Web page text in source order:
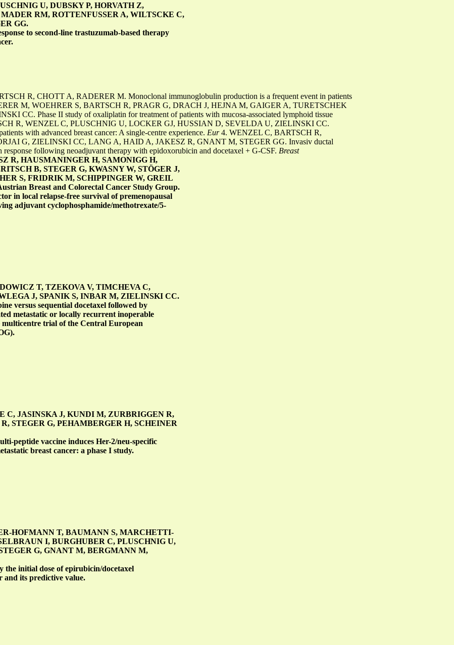
U, DUBSKY P, HORVATH Z,
RM, ROTTENFUSSER A, WILTSCKE C,
GG.
to second-line trastuzumab-based therapy
R, CHOTT A, RADERER M. Monoclonal immunoglobulin production is a frequent event in patients
M, WOEHRER S, BARTSCH R, PRAGR G, DRACH J, HEJNA M, GAIGER A, TURETSCHEK
CC. Phase II study of oxaliplatin for treatment of patients with mucosa-associated lymphoid tissue
R, WENZEL C, PLUSCHNIG U, LOCKER GJ, HUSSIAN D, SEVELDA U, ZIELINSKI CC.
with advanced breast cancer: A single-centre experience. Eur4. WENZEL C, BARTSCH R,
G, ZIELINSKI CC, LANG A, HAID A, JAKESZ R, GNANT M, STEGER GG. Invasiv ductal
following neoadjuvant therapy with epidoxorubicin and docetaxel + G-CSF. Breast
R, HAUSMANINGER H, SAMONIGG H,
B, STEGER G, KWASNY W, STÖGER J,
S, FRIDRIK M, SCHIPPINGER W, GREIL
Breast and Colorectal Cancer Study Group.
in local relapse-free survival of premenopausal
adjuvant cyclophosphamide/methotrexate/5-
T, TZEKOVA V, TIMCHEVA C,
J, SPANIK S, INBAR M, ZIELINSKI CC.
versus sequential docetaxel followed by
metastatic or locally recurrent inoperable
multicentre trial of the Central European
C, JASINSKA J, KUNDI M, ZURBRIGGEN R,
STEGER G, PEHAMBERGER H, SCHEINER
peptide vaccine induces Her-2/neu-specific
breast cancer: a phase I study.
HOFMANN T, BAUMANN S, MARCHETTI-
I, BURGHUBER C, PLUSCHNIG U,
G, GNANT M, BERGMANN M,
the initial dose of epirubicin/docetaxel
and its predictive value.